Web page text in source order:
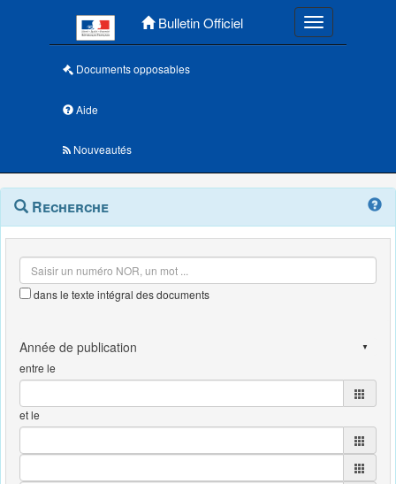
Bulletin Officiel Toggle
Documents opposables
Aide
Nouveautés
Navigation
outils
Menu
contextuel
Recherche
dans le texte intégral des documents
entre le
et le